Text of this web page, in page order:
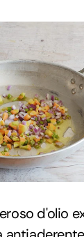
d'olio